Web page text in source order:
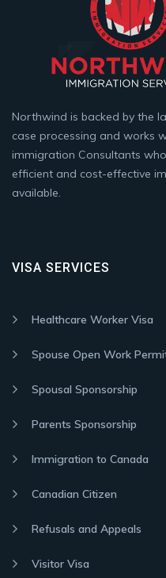
Northwind is backed by the
case processing and works
immigration Consultants
efficient and cost-effective
available.
VISA SERVICES
Healthcare Worker Visa
Spouse Open Work
Spousal Sponsorship
Parents Sponsorship
Immigration to Canada
Canadian Citizen
Refusals and Appeals
Visitor Visa